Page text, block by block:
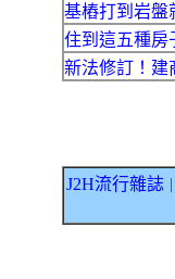
基樁打到岩盤
住到這五種房
新法修訂！建
J2H流行雜誌